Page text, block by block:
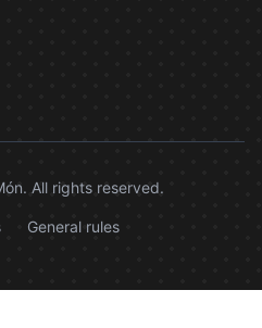
All rights reserved.
General rules